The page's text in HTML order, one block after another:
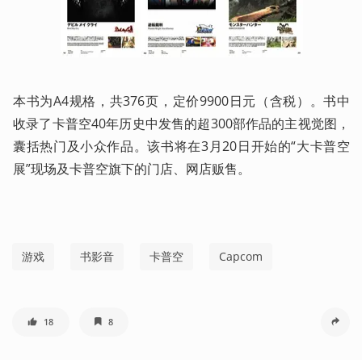
本书为A4规格，共376页，定价9900日元（含税）。书中
收录了卡普空40年历史中发售的超300部作品的主视觉图，
囊括热门及小众作品。该书将在3月20日开始的“大卡普空
展”现场及卡普空旗下的门店、网店贩售。
游戏 书影音 卡普空 Capcom
18 8